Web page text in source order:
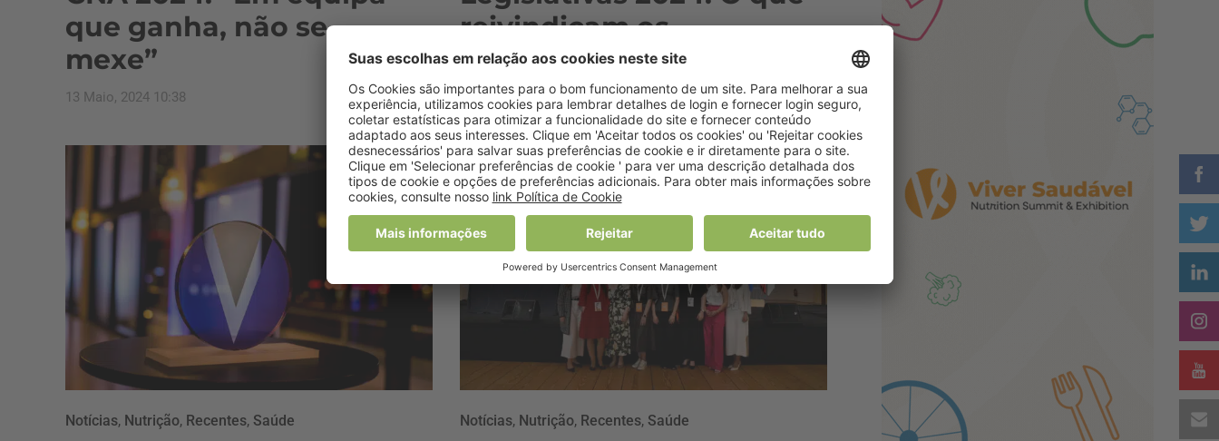
que ganha, não se
mexe”
13 Maio, 2024 10:38
reivindicam os
nutricionistas?
26 Fevereiro, 2024 10:22
Notícias, Nutrição, Recentes, Saúde Notícias, Nutrição, Recentes, Saúde